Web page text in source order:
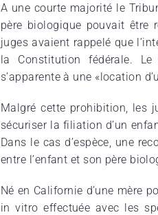
A une courte majorité le
père biologique pouvait être
juges avaient rappelé que
la Constitution fédérale.
s’apparente à une «location
Malgré cette prohibition, les
sécuriser la filiation d’un
Dans le cas d’espèce, une
entre l’enfant et son père
Né en Californie d’une mère
in vitro effectuée avec les